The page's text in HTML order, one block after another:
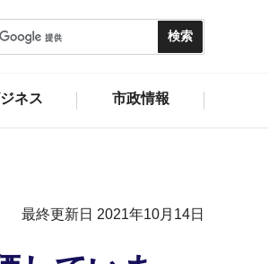
ネス 市政情報
最終更新日 2021年10月14日